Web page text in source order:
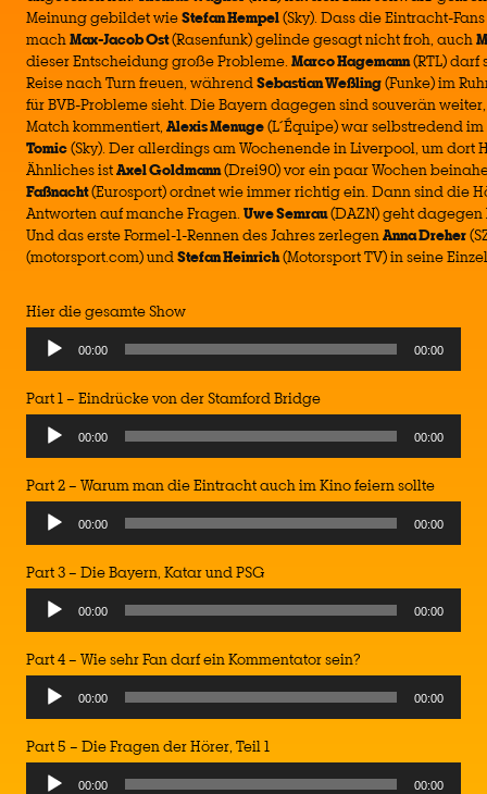
Meinung gebildet wieStefan Hempel(Sky). Dass die Eintracht-
machMax-Jacob Ost(Rasenfunk) gelinde gesagt nicht froh, auch
dieser Entscheidung große Probleme.Marco Hagemann(RTL) darf
Reise nach Turn freuen, währendSebastian Weßling(Funke) im
für BVB-Probleme sieht. Die Bayern dagegen sind souverän
Match kommentiert, Alexis Menuge(L´Équipe) war selbstredend
Tomic(Sky). Der allerdings am Wochenende in Liverpool, um dort
Ähnliches istAxel Goldmann(Drei90) vor ein paar Wochen
Faßnacht(Eurosport) ordnet wie immer richtig ein. Dann sind die
Antworten auf manche Fragen.Uwe Semrau(DAZN) geht
Und das erste Formel-1-Rennen des Jahres zerlegenAnna Dreher
(motorsport.com) undStefan Heinrich(Motorsport TV) in seine
Hier die gesamte Show
Audio
Player
00:00 00:00
Part 1 – Eindrücke von der Stamford Bridge
Audio
Player
00:00 00:00
Part 2 – Warum man die Eintracht auch im Kino feiern sollte
Audio
Player
00:00 00:00
Part 3 – Die Bayern, Katar und PSG
Audio
Player
00:00 00:00
Part 4 – Wie sehr Fan darf ein Kommentator sein?
Audio
Player
00:00 00:00
Part 5 – Die Fragen der Hörer, Teil 1
Audio
00:00 00:00